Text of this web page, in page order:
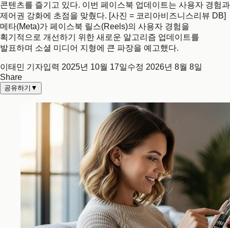
콘텐츠를 즐기고 있다. 이번 페이스북 업데이트는 사용자 경험과
제어권 강화에 초점을 맞췄다. [사진 = 코리아비즈니스리뷰 DB]
메타(Meta)가 페이스북 릴스(Reels)의 사용자 경험을
획기적으로 개선하기 위한 새로운 알고리즘 업데이트를
발표하며 소셜 미디어 지형에 큰 파장을 예고했다.
이태민 기자입력 2025년 10월 17일수정 2026년 8월 8일
Share
공유하기 ▼